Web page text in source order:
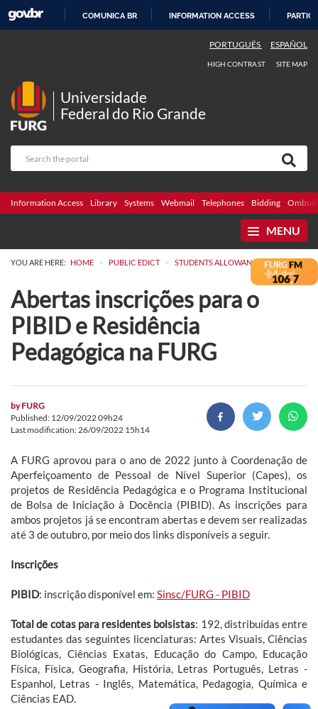
COMUNICA BR INFORMATION ACCESS
PORTUGUÊS ESPAÑOL
HIGH CONTRAST SITE MAP
Universidade
Federal do Rio Grande
Information Access Library Systems Webmail Telephones Bidding
MENU
YOU ARE HERE: HOME > PUBLIC EDICT > STUDENTS ALLOWANCE
Abertas inscrições para o
PIBID e Residência
Pedagógica na FURG
byFURG
Published: 12/09/2022 09h24
Last modification: 26/09/2022 15h14
A FURG aprovou para o ano de 2022 junto à Coordenação de
Aperfeiçoamento de Pessoal de Nível Superior (Capes), os
projetos de Residência Pedagógica e o Programa Institucional
de Bolsa de Iniciação à Docência (PIBID). As inscrições para
ambos projetos já se encontram abertas e devem ser realizadas
até 3 de outubro, por meio dos links disponíveis a seguir.
Inscrições
PIBID: inscrição disponível em: Sinsc/FURG - PIBID
Total de cotas para residentes bolsistas: 192, distribuídas entre
estudantes das seguintes licenciaturas: Artes Visuais, Ciências
Biológicas, Ciências Exatas, Educação do Campo, Educação
Física, Física, Geografia, História, Letras Português, Letras -
Espanhol, Letras - Inglês, Matemática, Pedagogia, Química e
Ciências EAD.